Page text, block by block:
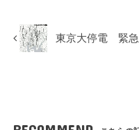
東京大停電 緊